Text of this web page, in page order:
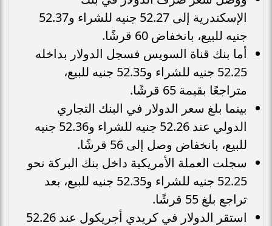
الإسكندرية إلى 52.27 جنيه للشراء و52.37
جنيه للبيع، بانخفاض 60 قرشًا.
أما بنك قناة السويس فسجل الدولار بداخله
52.25 جنيه للشراء و52.35 جنيه للبيع،
متراجعًا بقيمة 65 قرشًا.
بينما بلغ سعر الدولار في البنك التجاري
الدولي عند 52.26 جنيه للشراء و52.36 جنيه
للبيع، بانخفاض وصل إلى 56 قرشًا.
سجلت العملة الأمريكية داخل بنك البركة نحو
52.25 جنيه للشراء و52.35 جنيه للبيع، بعد
تراجع بلغ 55 قرشًا.
استقر الدولار في كريدي أجريكول عند 52.26